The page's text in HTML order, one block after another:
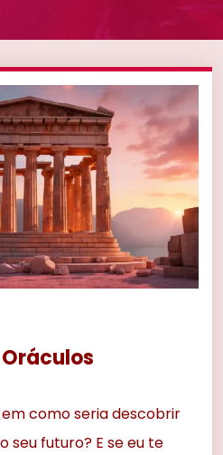
como seria descobrir
seu futuro? E se eu te